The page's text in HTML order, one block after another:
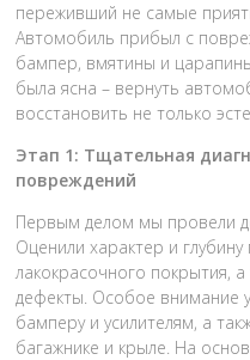
переживший не самые
Автомобиль прибыл с
бампер, вмятины и
была ясна – вернуть
восстановить не только
Этап 1: Тщательная
повреждений
Первым делом мы провели
Оценили характер и
лакокрасочного покрытия,
дефекты. Особое внимание
бамперу и усилителям, а
багажнике и крыле. На